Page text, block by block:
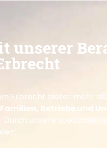
unserer
Erbrecht bietet mehr
Betriebe und
unsere